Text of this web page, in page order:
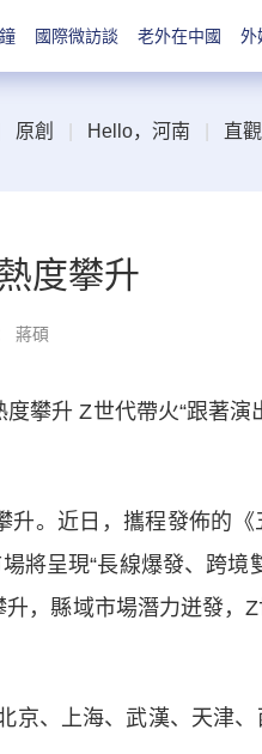
國際微訪談 老外在中國 外
原創 Hello，河南 直
度攀升
蔣碩
升 Z世代帶火“跟著演
。近日，攜程發佈的《
將呈現“長線爆發、跨境
，縣域市場潛力迸發，Z
、上海、武漢、天津、